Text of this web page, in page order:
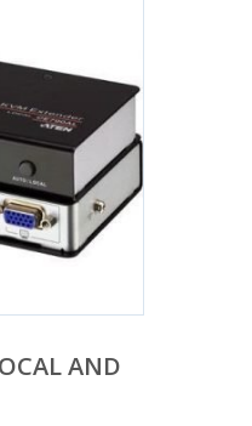
AND